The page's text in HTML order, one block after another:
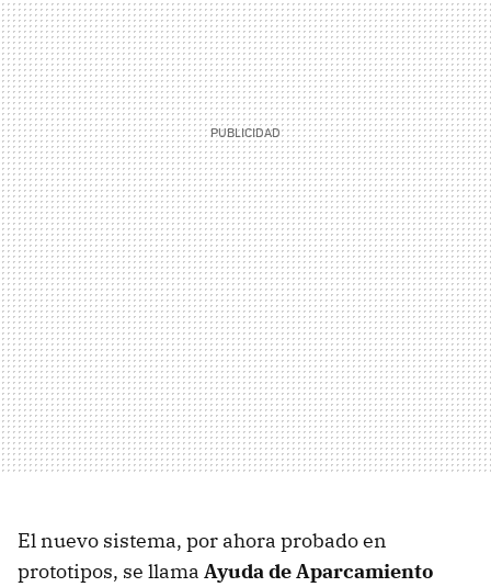
El nuevo sistema, por ahora probado en
prototipos, se llama Ayuda de Aparcamiento